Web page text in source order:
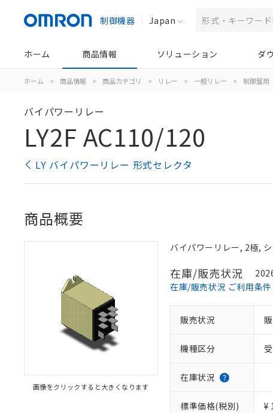
制御機器 Japan
ホーム 商品情報 ソリューション ダ
ホーム > 商品情報 > 商品カテゴリ > リレー > 一般リレー > 制御盤用
バイパワーリレー
LY2F AC110/120
LY バイパワーリレー 形式セレクタ
商品概要
画像をクリックすると大きくなります
バイパワーリレー, 2極,
在庫/販売状況
在庫/販売状況 ご利用条件
販売状況
機種区分
在庫状況
標準価格(税別) ¥